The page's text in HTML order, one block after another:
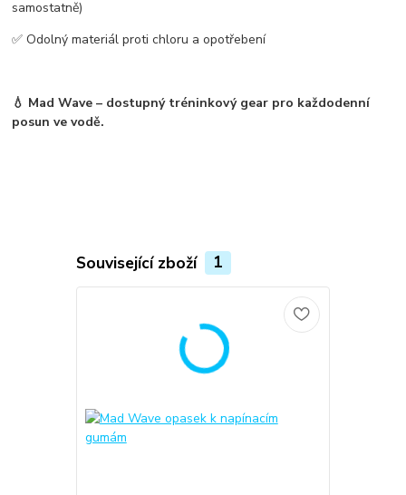
samostatně)
✅ Odolný materiál proti chloru a opotřebení
💧 Mad Wave – dostupný tréninkový gear pro každodenní
posun ve vodě.
Související zboží 1